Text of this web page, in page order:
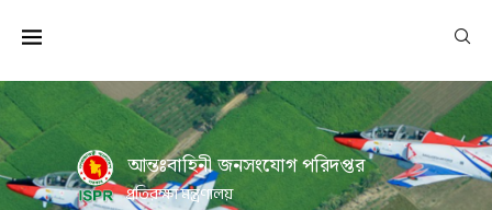
আন্তঃবাহিনী জনসংযোগ পরিদপ্তর
প্রতিরক্ষা মন্ত্রণালয়